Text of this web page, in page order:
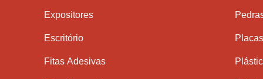
Expositores
Escritório
Fitas Adesivas